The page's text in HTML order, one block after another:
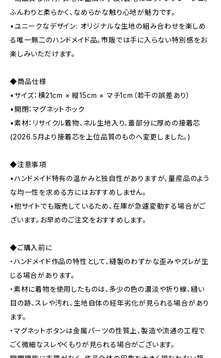
ふんわりと柔らかく、なめらかな触り心地が魅力です。
•ユニークなデザイン: オリジナルな生地の組み合わせを楽しめ
る唯一無二のハンドメイド品。市販では手に入らない特別感をお
楽しみいただけます。
◆商品仕様
•サイズ：横21cm × 縦15cm × マチ1cm（若干の誤差あり）
•開閉：マグネットホック
•素材：リサイクル着物、ネル生地入り、蓋部分に厚めの接着芯
(2026.5月より接着芯を上位品質のものへ変更しました。)
◆注意事項
•ハンドメイド特有の温かみと独自性がありますが、量産品のよう
な均一性を求める方にはおすすめしません。
•他サイトでも販売しているため、在庫が急遽変動する場合がご
ざいます。お早めのご注文をおすすめします。
◆ご購入前に
・ハンドメイド作品の特性として、縫製のわずかな歪みやズレが生
じる場合があります。
・素材に着物を使用したものは、多少の色の濃淡や折り線、縫い
目の跡、スレや汚れ、生地自体の経年劣化が見られる場合があり
ます。
・マグネットボタンは金属パーツの性質上、製造や流通の工程で
ごく微細なスレやくもりが見られる場合がございます。